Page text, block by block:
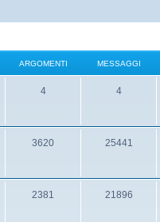
ARGOMENTI MESSAGGI
4 4
3620 25441
2381 21896